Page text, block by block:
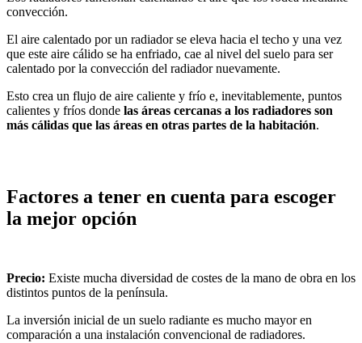
convección.
El aire calentado por un radiador se eleva hacia el techo y una vez
que este aire cálido se ha enfriado, cae al nivel del suelo para ser
calentado por la convección del radiador nuevamente.
Esto crea un flujo de aire caliente y frío e, inevitablemente, puntos
calientes y fríos donde las áreas cercanas a los radiadores son
más cálidas que las áreas en otras partes de la habitación.
Factores a tener en cuenta para escoger
la mejor opción
Precio: Existe mucha diversidad de costes de la mano de obra en los
distintos puntos de la península.
La inversión inicial de un suelo radiante es mucho mayor en
comparación a una instalación convencional de radiadores.